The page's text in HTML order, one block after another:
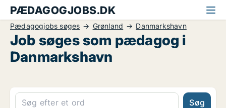
PÆDAGOGJOBS.DK
Pædagogjobs søges Grønland Danmarkshavn
Job søges som pædagog i
Danmarkshavn
Søg